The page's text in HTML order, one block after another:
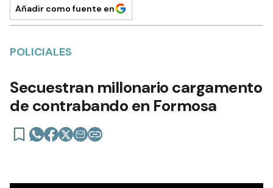
Añadir como fuente en
POLICIALES
Secuestran millonario cargamento
de contrabando en Formosa